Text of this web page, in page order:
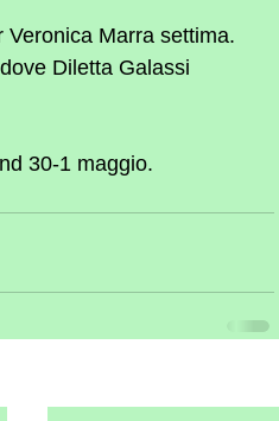
Marra settima.
Diletta Galassi
30-1 maggio.